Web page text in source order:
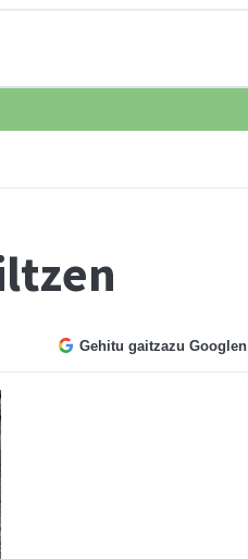
Gehitu gaitzazu Googlen